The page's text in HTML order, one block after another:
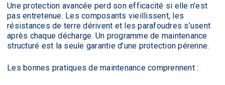
Une protection avancée perd son efficacité si elle n’est
pas entretenue. Les composants vieillissent, les
résistances de terre dérivent et les parafoudres s’usent
après chaque décharge. Un programme de maintenance
structuré est la seule garantie d’une protection pérenne.
Les bonnes pratiques de maintenance comprennent :